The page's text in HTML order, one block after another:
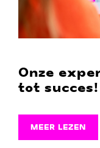
Onze
tot succes!
MEER LEZEN